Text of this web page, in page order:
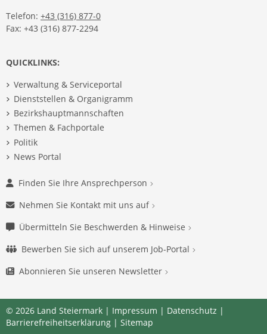
Telefon: +43 (316) 877-0
Fax: +43 (316) 877-2294
QUICKLINKS:
Verwaltung & Serviceportal
Dienststellen & Organigramm
Bezirkshauptmannschaften
Themen & Fachportale
Politik
News Portal
Finden Sie Ihre Ansprechperson
Nehmen Sie Kontakt mit uns auf
Übermitteln Sie Beschwerden & Hinweise
Bewerben Sie sich auf unserem Job-Portal
Abonnieren Sie unseren Newsletter
© 2026 Land Steiermark | Impressum | Datenschutz |
Barrierefreiheitserklärung | Sitemap